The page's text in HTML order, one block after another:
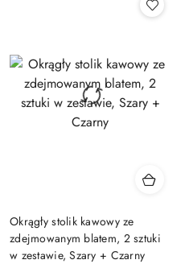
Okrągły stolik kawowy ze
zdejmowanym blatem, 2 sztuki
w zestawie, Szary + Czarny